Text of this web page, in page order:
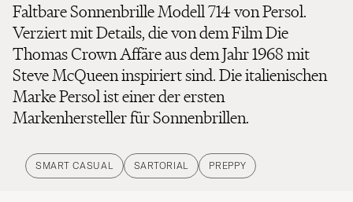
Faltbare Sonnenbrille Modell 714 von Persol.
Verziert mit Details, die von dem Film Die
Thomas Crown Affäre aus dem Jahr 1968 mit
Steve McQueen inspiriert sind. Die italienischen
Marke Persol ist einer der ersten
Markenhersteller für Sonnenbrillen.
SMART CASUAL SARTORIAL PREPPY